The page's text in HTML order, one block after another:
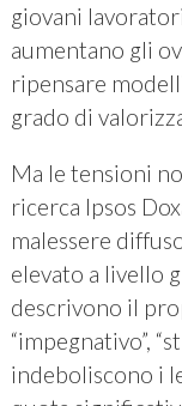
giovani
aumentano gli
ripensare
grado di
Ma le tensioni
ricerca Ipsos
malessere
elevato a livello
descrivono il
“impegnativo”,
indeboliscono i